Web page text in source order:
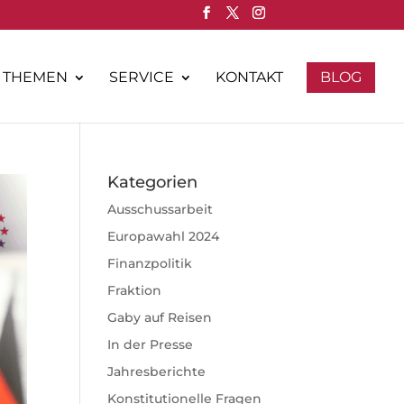
THEMEN SERVICE KONTAKT BLOG
Kategorien
Ausschussarbeit
Europawahl 2024
Finanzpolitik
Fraktion
Gaby auf Reisen
In der Presse
Jahresberichte
Konstitutionelle Fragen